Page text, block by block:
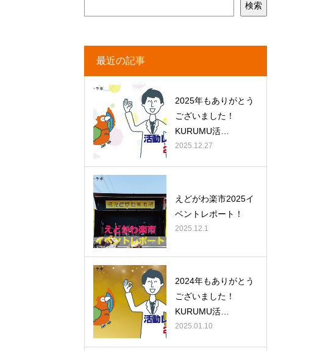
検索
最近の記事
2025年もありがとう
ございました！
KURUMU活…
2025.12.27
えどがわ楽市2025イ
ベントレポート！
2025.12.1
2024年もありがとう
ございました！
KURUMU活…
2025.01.10